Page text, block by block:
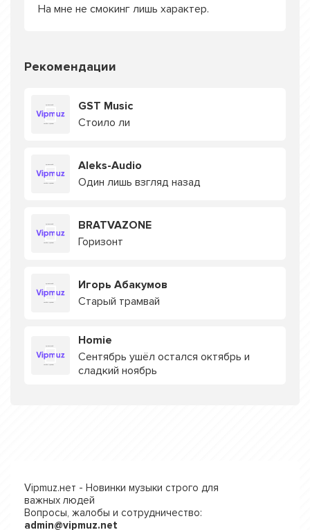
На мне не смокинг лишь характер.
Рекомендации
GST Music
Стоило ли
Aleks-Audio
Один лишь взгляд назад
BRATVAZONE
Горизонт
Игорь Абакумов
Старый трамвай
Homie
Сентябрь ушёл остался октябрь и
сладкий ноябрь
Vipmuz.нет - Новинки музыки строго для
важных людей
Вопросы, жалобы и сотрудничество:
admin@vipmuz.net